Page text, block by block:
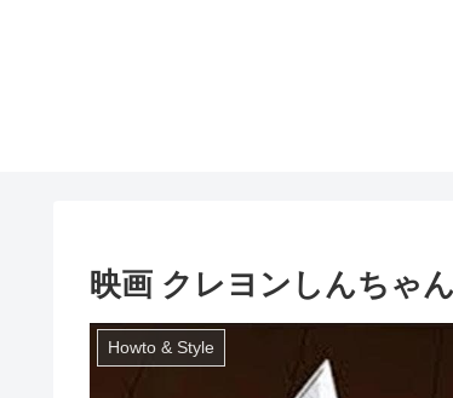
映画 クレヨンしんちゃ
Howto & Style